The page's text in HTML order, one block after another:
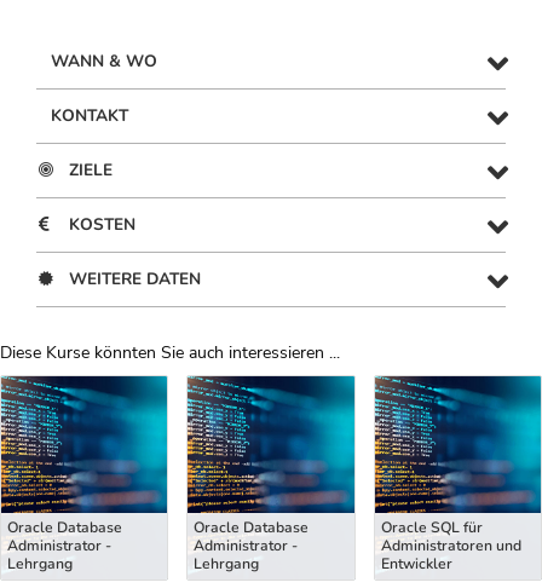
WANN & WO
KONTAKT
ZIELE
KOSTEN
WEITERE DATEN
Diese Kurse könnten Sie auch interessieren ...
Uber Weiterbildungsvorschläge
Oracle Database
Administrator -
Lehrgang
Oracle Database
Administrator -
Lehrgang
Oracle SQL für
Administratoren und
Entwickler